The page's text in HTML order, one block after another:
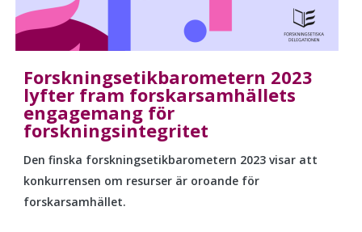
Forskningsetikbarometern 2023
lyfter fram forskarsamhällets
engagemang för
forskningsintegritet
Den finska forskningsetikbarometern 2023 visar att
konkurrensen om resurser är oroande för
forskarsamhället.